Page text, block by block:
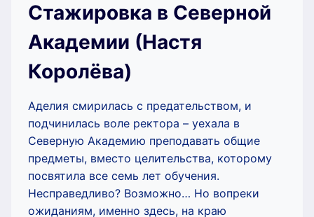
Стажировка в Северной
Академии (Настя
Королёва)
Аделия смирилась с предательством, и
подчинилась воле ректора – уехала в
Северную Академию преподавать общие
предметы, вместо целительства, которому
посвятила все семь лет обучения.
Несправедливо? Возможно… Но вопреки
ожиданиям, именно здесь, на краю